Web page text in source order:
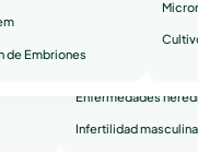
Abortos de repetición
Enfermedades
Infertilidad masculina
de Embriones